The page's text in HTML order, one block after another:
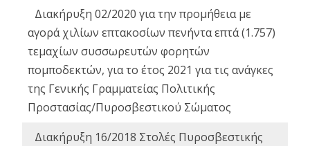
Διακήρυξη 02/2020 για την προμήθεια με
αγορά χιλίων επτακοσίων πενήντα επτά (1.757)
τεμαχίων συσσωρευτών φορητών
πομποδεκτών, για το έτος 2021 για τις ανάγκες
της Γενικής Γραμματείας Πολιτικής
Προστασίας/Πυροσβεστικού Σώματος
Διακήρυξη 16/2018 Στολές Πυροσβεστικής